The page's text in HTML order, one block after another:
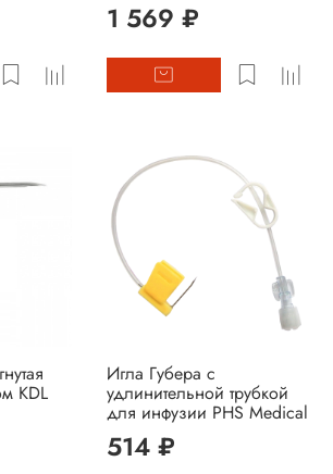
1 569 ₽
KDL
Игла Губера с
удлинительной трубкой
для инфузии PHS Medical
514 ₽